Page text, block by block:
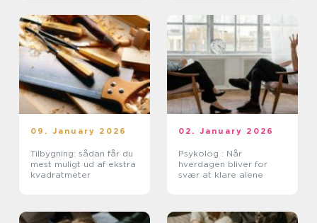
09. January 2026
Tilbygning: sådan får du
mest muligt ud af ekstra
kvadratmeter
02. January 2026
Psykolog : Når
hverdagen bliver for
svær at klare alene